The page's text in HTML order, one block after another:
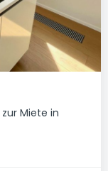
zur Miete in